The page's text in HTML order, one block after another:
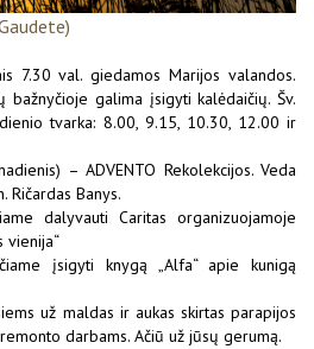
7.30 val. giedamos Marijos valandos.
bažnyčioje galima įsigyti kalėdaičių. Šv.
tvarka: 8.00, 9.15, 10.30, 12.00 ir
– ADVENTO Rekolekcijos. Veda
Ričardas Banys.
dalyvauti Caritas organizuojamoje
vienija“
įsigyti knygą „Alfa“ apie kunigą
už maldas ir aukas skirtas parapijos
darbams. Ačiū už jūsų gerumą.